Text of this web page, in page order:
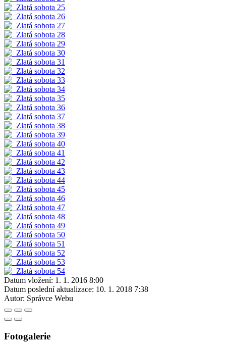
Datum vložení: 1. 1. 2016 8:00
Datum poslední aktualizace: 10. 1. 2018 7:38
Autor: Správce Webu
Fotogalerie